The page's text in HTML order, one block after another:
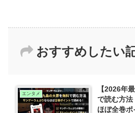
おすすめしたい
エンタメ
【2026年
で読む方法
ほぼ全巻ポ